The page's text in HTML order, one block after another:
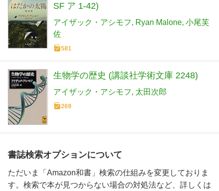
SF ア 1-42)
アイザック・アシモフ Ryan Malone 小尾芙
佐
581
生物学の歴史 (講談社学術文庫 2248)
アイザック・アシモフ 太田次郎
269
書誌検索オプションについて
ただいま「Amazon和書」検索の仕組みを変更しておりま
す。検索で本が見つからない場合の対処法など、詳しくは